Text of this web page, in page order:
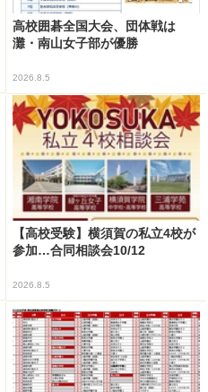
高校囲碁全国大会、団体戦は
灘・南山女子部が優勝
2026.8.5
【高校受験】横須賀の私立4校が
参加…合同相談会10/12
2026.8.5